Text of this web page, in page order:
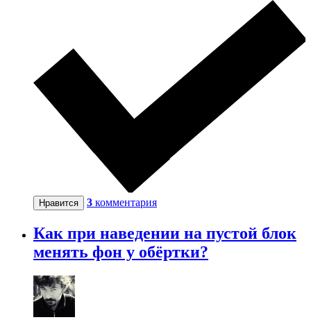
Нравится 3 комментария
Как при наведении на пустой блок
менять фон у обёртки?